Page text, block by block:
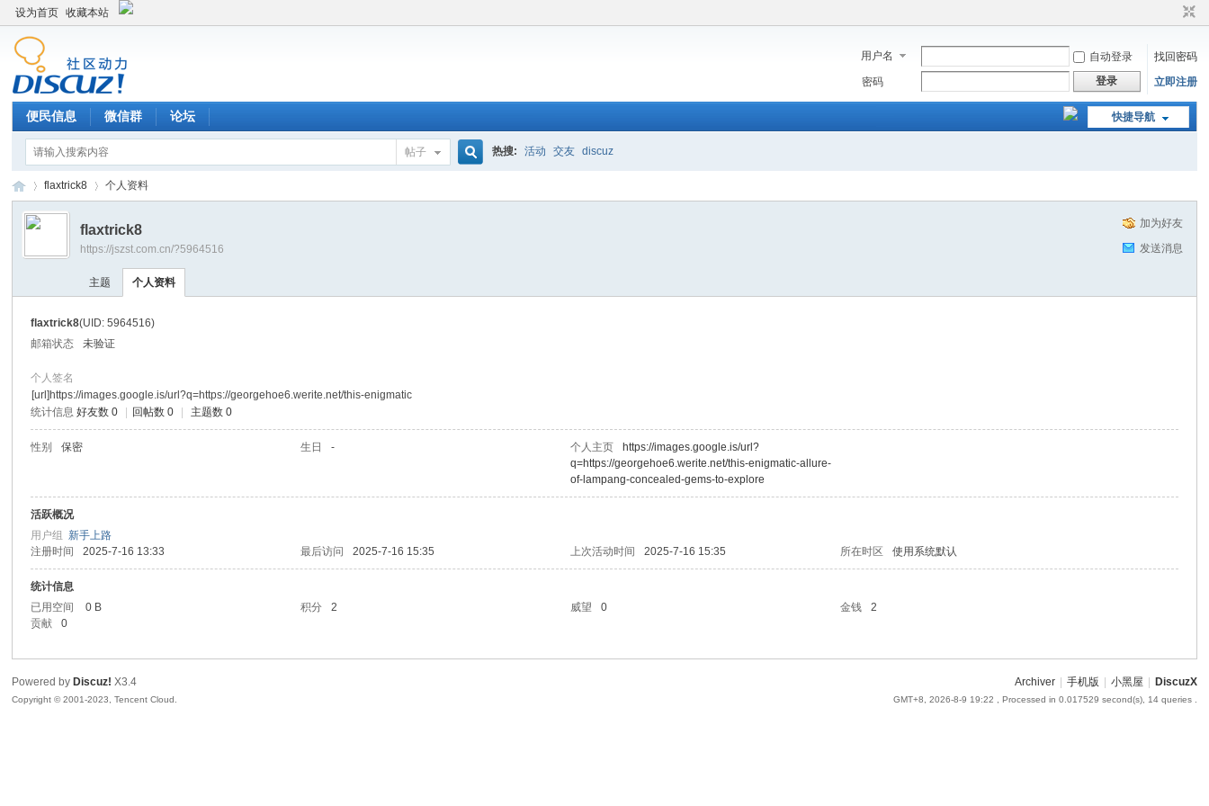
设为首页 收藏本站
用户名 自动登录
找回密码
密码
登录 立即注册
快捷导航
便民信息 微信群 论坛
帖子 热搜: 活动 交友 discuz
›
flaxtrick8 个人资料
加为好友
发送消息
flaxtrick8
https://jszst.com.cn/?5964516
主题 个人资料
flaxtrick8(UID: 5964516)
邮箱状态
未验证
个人签名
[url]https://images.google.is/url?q=https://georgehoe6.werite.net/this-enigmatic
统计信息 好友数 0 回帖数 0 主题数 0
性别 保密 生日 - 个人主页
https://images.google.is/url?
q=https://georgehoe6.werite.net/this-enigmatic-allure-
of-lampang-concealed-gems-to-explore
活跃概况
用户组新手上路
注册时间
2025-7-16 13:33 最后访问 2025-7-16 15:35 上次活动时间 2025-7-16 15:35 所在时区 使用系统默认
统计信息
已用空间
0 B 积分 2 威望 0 金钱
2
贡献
0
Archiver 手机版 小黑屋 DiscuzX
GMT+8, 2026-8-9 19:22 , Processed in 0.017529 second(s), 14 queries .
Powered by Discuz! X3.4
Copyright © 2001-2023, Tencent Cloud.